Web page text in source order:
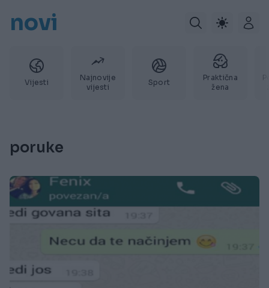
novi
Vijesti
Najnovije
vijesti
Sport
Praktična
žena
poruke